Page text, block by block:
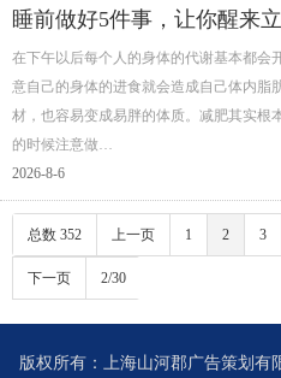
睡前做好5件事，让你醒来
在下午以后每个人的身体的代谢基本都会
意自己的身体的进食就会造成自己体内脂
材，也容易变成易胖的体质。减肥其实根
的时候注意做…
2026-8-6
总数 352 上一页 1 2 3
下一页 2/30
版权所有：上海山河郡广告策划有